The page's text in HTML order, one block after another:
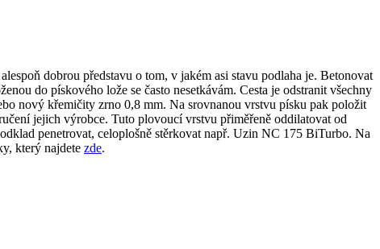
dobrou představu o tom, v jakém asi stavu podlaha je. Betonovat
do pískového lože se často nesetkávám. Cesta je odstranit všechny
nový křemičity zrno 0,8 mm. Na srovnanou vrstvu písku pak položit
jejich výrobce. Tuto plovoucí vrstvu přiměřeně oddilatovat od
penetrovat, celoplošně stěrkovat např. Uzin NC 175 BiTurbo. Na
který najdete zde.